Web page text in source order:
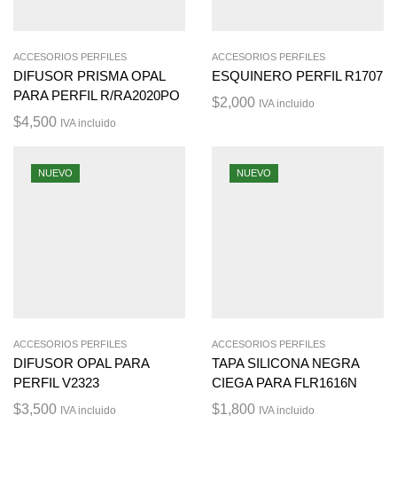
ACCESORIOS PERFILES
DIFUSOR PRISMA OPAL
PARA PERFIL R/RA2020PO
$4,500 IVA incluido
ACCESORIOS PERFILES
ESQUINERO PERFIL R1707
$2,000 IVA incluido
NUEVO
ACCESORIOS PERFILES
DIFUSOR OPAL PARA
PERFIL V2323
$3,500 IVA incluido
NUEVO
ACCESORIOS PERFILES
TAPA SILICONA NEGRA
CIEGA PARA FLR1616N
$1,800 IVA incluido